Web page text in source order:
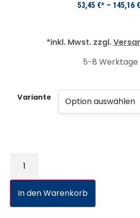
53,45 € – 145,16 €
*inkl. Mwst. zzgl.
5-8 Werktage
Variante
In den Warenkorb